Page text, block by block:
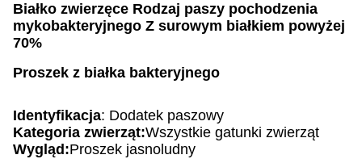
Białko zwierzęce Rodzaj paszy pochodzenia
mykobakteryjnego Z surowym białkiem powyżej
70%
Proszek z białka bakteryjnego
Identyfikacja: Dodatek paszowy
Kategoria zwierząt:Wszystkie gatunki zwierząt
Wygląd:Proszek jasnoludny